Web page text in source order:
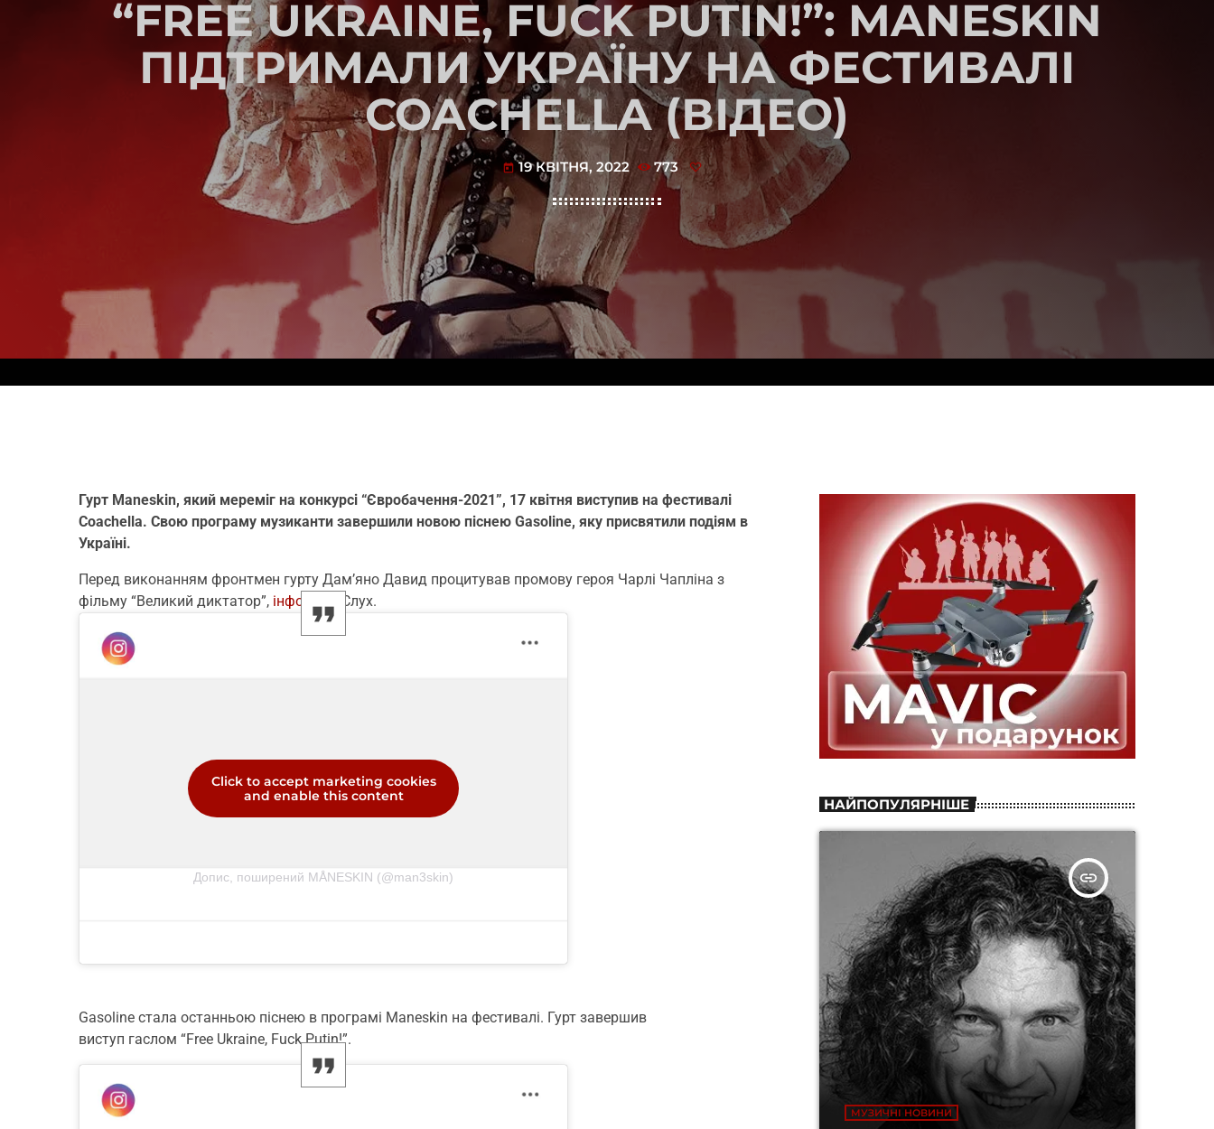
“FREE UKRAINE, FUCK PUTIN!”: MANESKIN
ПІДТРИМАЛИ УКРАЇНУ НА ФЕСТИВАЛІ
COACHELLA (ВІДЕО)
today 19 КВІТНЯ, 2022 773
Гурт Maneskin, який мереміг на конкурсі “Євробачення-2021”, 17 квітня виступив на фестивалі
Coachella. Свою програму музиканти завершили новою піснею Gasoline, яку присвятили подіям в
Україні.
Перед виконанням фронтмен гурту Дам’яно Давид процитував промову героя Чарлі Чапліна з
фільму “Великий диктатор”, інформує Слух.
Допис, поширений MÅNESKIN (@man3skin)
Click to accept marketing cookies
and enable this content
Gasoline стала останньою піснею в програмі Maneskin на фестивалі. Гурт завершив
виступ гаслом “Free Ukraine, Fuck Putin!”.
НАЙПОПУЛЯРНІШЕ
insert_link
МУЗИЧНІ НОВИНИ